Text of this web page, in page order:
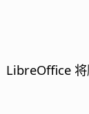
LibreOffice